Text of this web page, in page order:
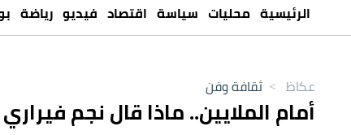
الرئيسية محليات سياسة اقتصاد فيديو رياضة
عكاظ > ثقافة وفن
أمام الملايين.. ماذا قال نجم